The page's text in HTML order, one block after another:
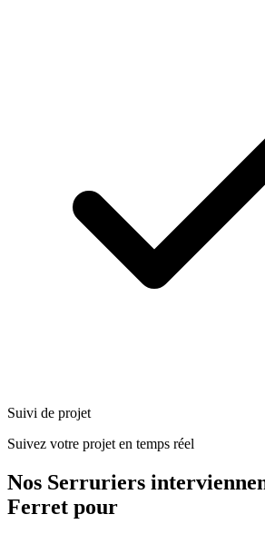
Suivi de projet
Suivez votre projet en temps réel
Nos Serruriers
Ferret pour